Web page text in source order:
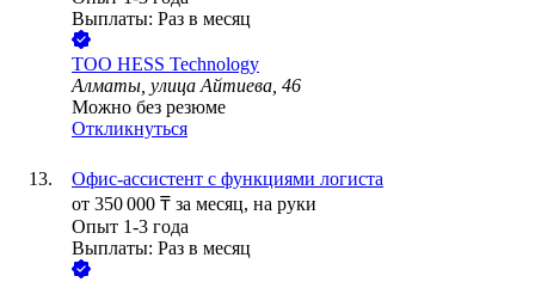
Выплаты: Раз в месяц
ТОО HESS Technology
Алматы, улица Айтиева, 46
Можно без резюме
Откликнуться
Офис-ассистент с функциями логиста
от 350 000 ₸ за месяц, на руки
Опыт 1-3 года
Выплаты: Раз в месяц